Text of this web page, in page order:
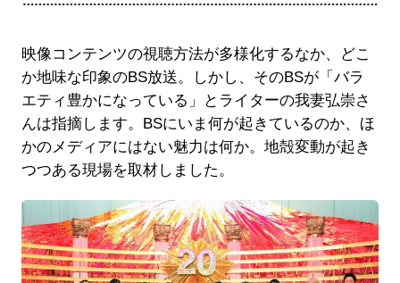
映像コンテンツの視聴方法が多様化するなか、どこ
か地味な印象のBS放送。しかし、そのBSが「バラ
エティ豊かになっている」とライターの我妻弘崇さ
んは指摘します。BSにいま何が起きているのか、ほ
かのメディアにはない魅力は何か。地殻変動が起き
つつある現場を取材しました。